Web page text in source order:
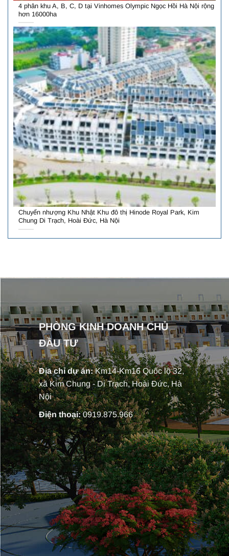
4 phân khu A, B, C, D tại Vinhomes Olympic Ngọc Hồi Hà Nội rộng
hơn 16000ha
Chuyển nhượng Khu Nhật Khu đô thị Hinode Royal Park, Kim
Chung Di Trạch, Hoài Đức, Hà Nội
PHÒNG KINH DOANH CHỦ
ĐẦU TƯ
Địa chỉ dự án:Km14-Km16 Quốc lộ 32,
xã Kim Chung - Di Trạch, Hoài Đức, Hà
Nội
Điện thoại:0919.875.966